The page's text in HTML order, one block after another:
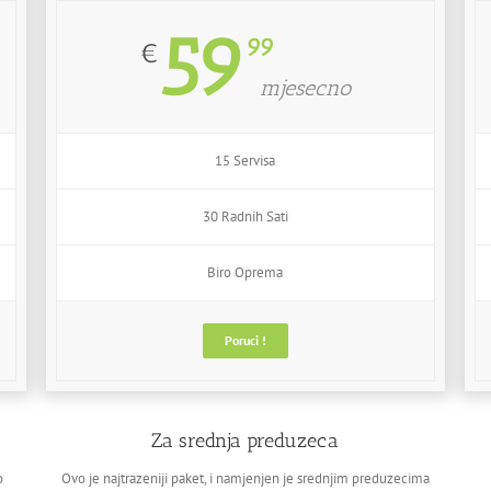
€59 99
mjesecno
15 Servisa
30 Radnih Sati
Biro Oprema
Poruci !
Za srednja preduzeca
Ovo je najtrazeniji paket, i namjenjen je srednjim preduzecima